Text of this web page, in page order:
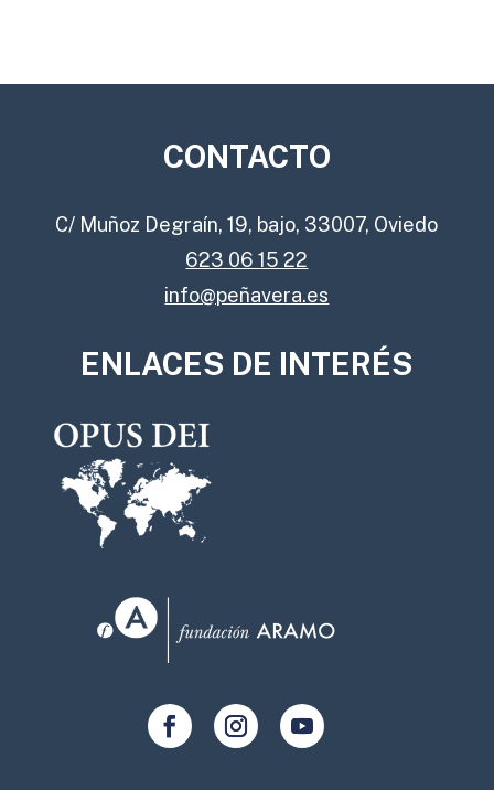
CONTACTO
C/ Muñoz Degraín, 19, bajo, 33007, Oviedo
623 06 15 22
info@peñavera.es
ENLACES DE INTERÉS